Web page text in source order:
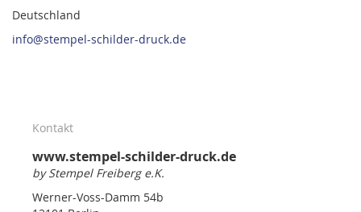
Deutschland
info@stempel-schilder-druck.de
Kontakt
www.stempel-schilder-druck.de
by Stempel Freiberg e.K.
Werner-Voss-Damm 54b